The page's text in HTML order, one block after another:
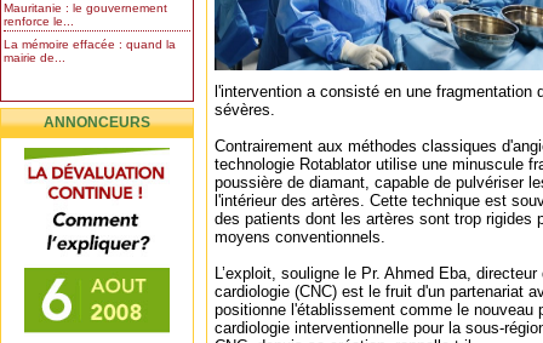
Mauritanie : le gouvernement
renforce le...
La mémoire effacée : quand la
mairie de...
ANNONCEURS
l'intervention a consisté en une fragmentation
sévères.
Contrairement aux méthodes classiques
technologie Rotablator utilise une minuscule
poussière de diamant, capable de pulvériser
l'intérieur des artères. Cette technique est
des patients dont les artères sont trop rigides
moyens conventionnels.
L’exploit, souligne le Pr. Ahmed Eba,
cardiologie (CNC) est le fruit d'un partenariat
positionne l'établissement comme le nouveau
cardiologie interventionnelle pour la sous-